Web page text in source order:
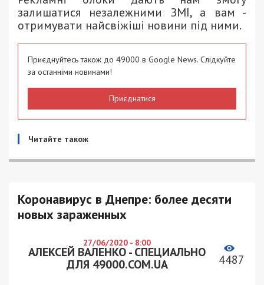
залишатися незалежними ЗМІ, а вам -
отримувати найсвіжіші новини під ними.
Приєднуйтесь також до 49000 в Google News. Слідкуйте
за останніми новинами!
Приєднатися
Читайте також
Коронавирус в Днепре: более десяти
новых зараженных
27/06/2020 - 8:00
АЛЕКСЕЙ ВАЛЕНКО - СПЕЦИАЛЬНО
ДЛЯ 49000.COM.UA
4487